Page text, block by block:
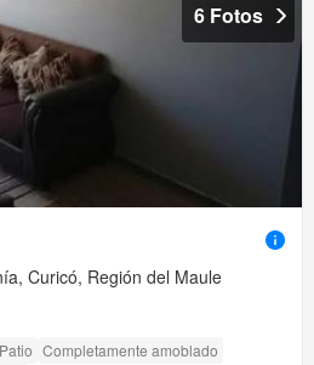
6 Fotos
Curicó, Región del Maule
Patio Completamente amoblado